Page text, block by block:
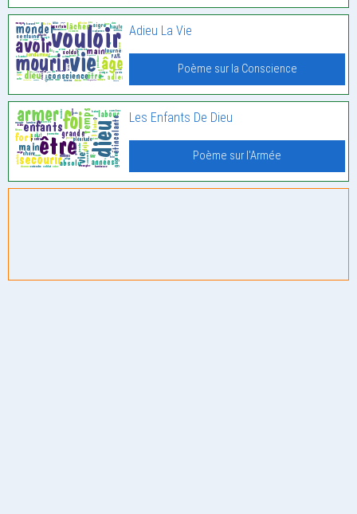
Adieu La Vie
Poème sur la Conscience
Les Enfants De Dieu
Poème sur l'Armée